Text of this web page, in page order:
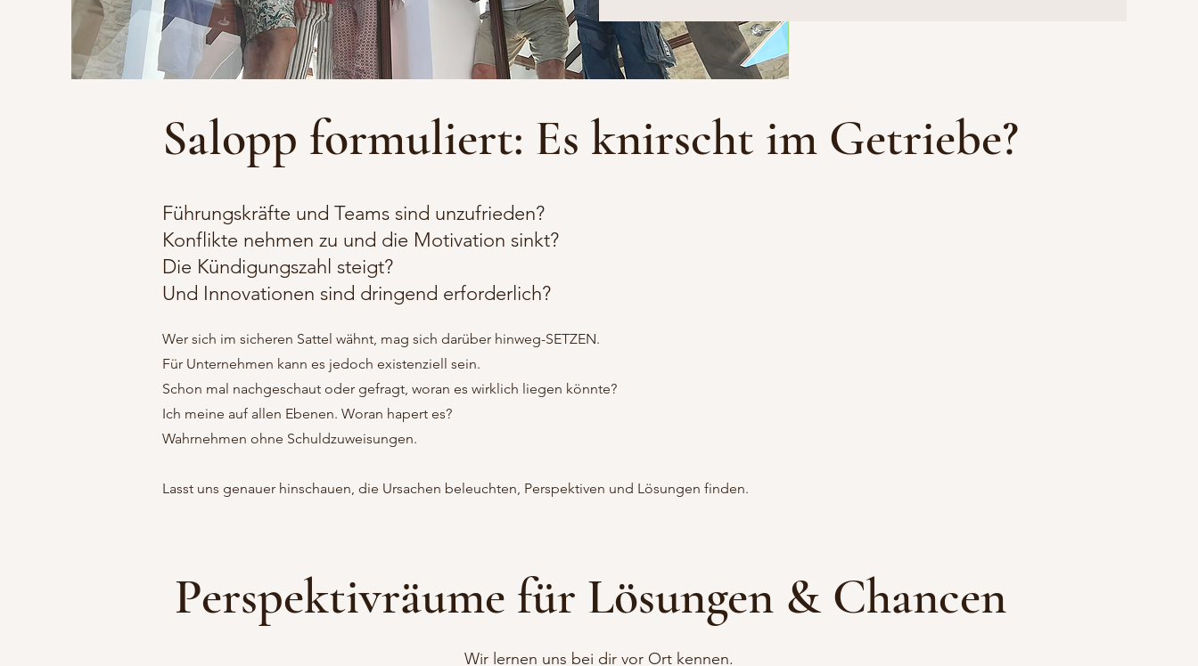
Salopp formuliert: Es knirscht im Getriebe?
Führungskräfte und Teams sind unzufrieden?
Konflikte nehmen zu und die Motivation sinkt?
Die Kündigungszahl steigt?
Und Innovationen sind dringend erforderlich?
Wer sich im sicheren Sattel wähnt, mag sich darüber hinweg-SETZEN.
Für Unternehmen kann es jedoch existenziell sein.
Schon mal nachgeschaut oder gefragt, woran es wirklich liegen könnte?
Ich meine auf allen Ebenen. Woran hapert es?
Wahrnehmen ohne Schuldzuweisungen.
Lasst uns genauer hinschauen, die Ursachen beleuchten, Perspektiven und Lösungen finden.
Perspektivräume für Lösungen & Chancen
Wir lernen uns bei dir vor Ort kennen.